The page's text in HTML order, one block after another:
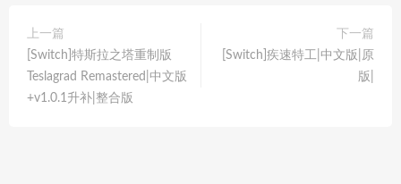
上一篇
[Switch]特斯拉之塔重制版
Teslagrad Remastered|中文版
+v1.0.1升补|整合版
下一篇
[Switch]疾速特工|中文版|原
版|